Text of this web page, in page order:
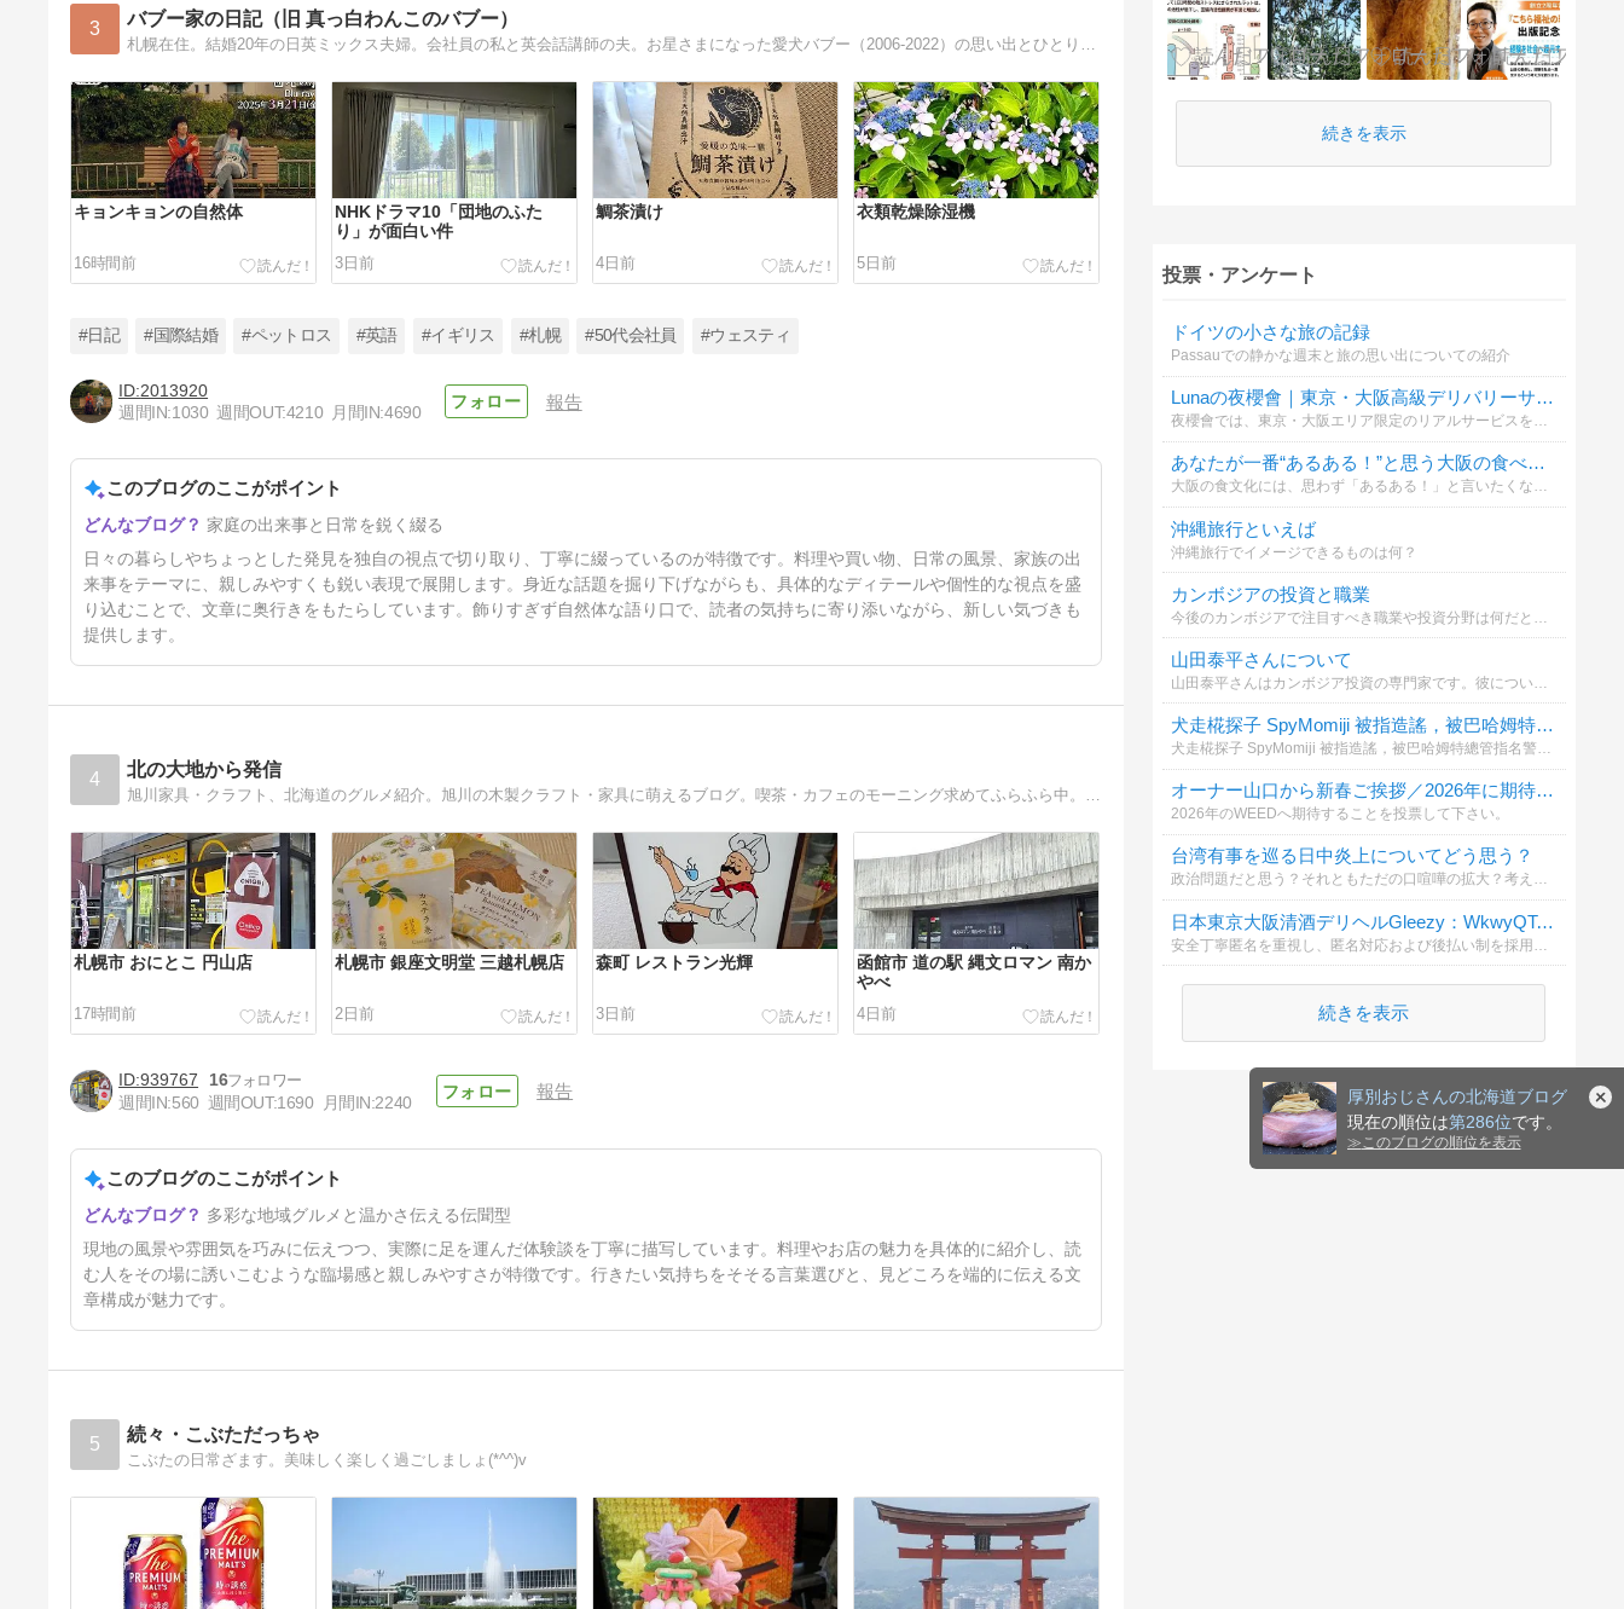
厚別おじさんの北海道ブログ
現在の順位は第286位です。
≫ このブログの順位を表示
3 バブー家の日記（旧 真っ白わんこのバブー）
キョンキョンの自然体
16時間前
NHKドラマ10「団地のふた
り」が面白い件
3日前
鯛茶漬け
4日前
衣類乾燥除湿機
5日前
6日前
#日記 #国際結婚 #ペットロス #英語 #イギリス #札幌 #50代会社員 #ウェスティ
2013920
週間IN:1030 週間OUT:4210 月間IN:4690
報告
このブログのここがポイント
家庭の出来事と日常を鋭く綴る
日々の暮らしやちょっとした発見を独自の視点で切り取り、丁寧に綴っているのが特徴です。料理や買い物、日常の風景、家族の出
来事をテーマに、親しみやすくも鋭い表現で展開します。身近な話題を掘り下げながらも、具体的なディテールや個性的な視点を盛
り込むことで、文章に奥行きをもたらしています。飾りすぎず自然体な語り口で、読者の気持ちに寄り添いながら、新しい気づきも
提供します。
4 北の大地から発信
札幌市 おにとこ 円山店
17時間前
札幌市 銀座文明堂 三越札幌店
2日前
森町 レストラン光輝
3日前
函館市 道の駅 縄文ロマン 南か
やべ
4日前
八雲町 レストラン昴
5日前
939767
16
週間IN:560 週間OUT:1690 月間IN:2240
報告
このブログのここがポイント
多彩な地域グルメと温かさ伝える伝聞型
現地の風景や雰囲気を巧みに伝えつつ、実際に足を運んだ体験談を丁寧に描写しています。料理やお店の魅力を具体的に紹介し、読
む人をその場に誘いこむような臨場感と親しみやすさが特徴です。行きたい気持ちをそそる言葉選びと、見どころを端的に伝える文
章構成が魅力です。
5 続々・こぶただっちゃ
こぶたの日常ざます。美味しく楽しく過ごしましょ(*^^)v
続きを表示
投票・アンケート
ドイツの小さな旅の記録
Passauでの静かな週末と旅の思い出についての紹介
Lunaの夜櫻會｜東京・大阪高級デリバリーサービス Telegram：@av6777
夜櫻會では、東京・大阪エリア限定のリアルサービスをご提供しております。 実写写真確認可能・現金払い対応・振込不要・プライバシー厳守。 毎日新しいキャスト情報更新中。 Gleezy：jpv266 | Telegram：@av6777
あなたが一番“あるある！”と思う大阪の食べ物ネタはどれ？
大阪の食文化には、思わず「あるある！」と言いたくなる独特の魅力があります。 あなたが一番共感する“食べ物あるある”は？
沖縄旅行といえば
沖縄旅行でイメージできるものは何？
カンボジアの投資と職業
山田泰平さんについて
山田泰平さんはカンボジア投資の専門家です。彼についての質問にお答えください。
犬走椛探子 SpyMomiji 被指造謠，被巴哈姆特總管指名警告，您認為何者為真？
犬走椛探子 SpyMomiji 被指造謠，被巴哈姆特總管指名警告，何者為真？ 請 犬走椛探子 勿再曲解站方立場與提供服務用意，否則將評估處分https://ameblo.jp/spymomiji/entry-12948882497.html
オーナー山口から新春ご挨拶／2026年に期待すること
2026年のWEEDへ期待することを投票して下さい。
台湾有事を巡る日中炎上についてどう思う？
政治問題だと思う？それともただの口喧嘩の拡大？考え方を選んで投票してください。
日本東京大阪清酒デリヘルGleezy：WkwyQToZN
続きを表示